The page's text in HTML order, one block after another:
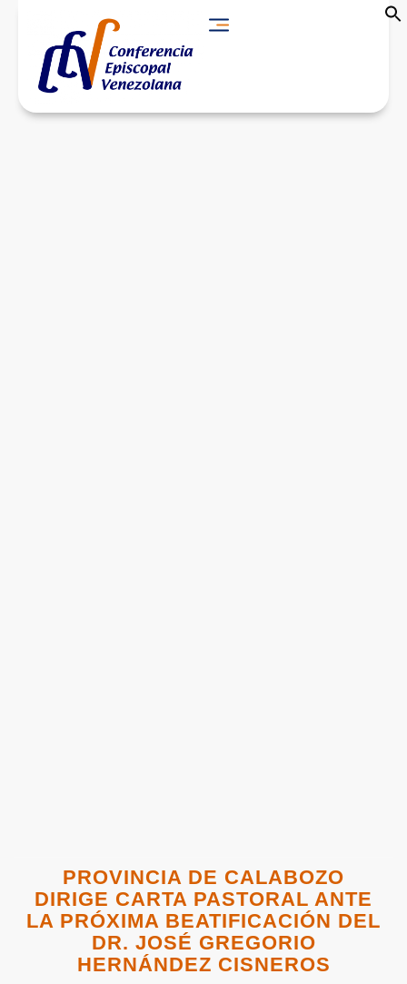
PROVINCIA DE CALABOZO
DIRIGE CARTA PASTORAL ANTE
LA PRÓXIMA BEATIFICACIÓN DEL
DR. JOSÉ GREGORIO
HERNÁNDEZ CISNEROS